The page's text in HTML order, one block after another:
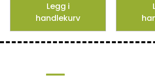
Legg i
handlekurv